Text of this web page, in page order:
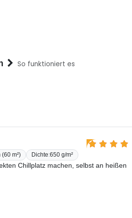
So funktioniert es
m²) Dichte:650 g/m²
Chillplatz machen, selbst an heißen